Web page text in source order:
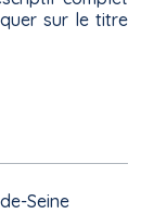
sur le titre
Seine